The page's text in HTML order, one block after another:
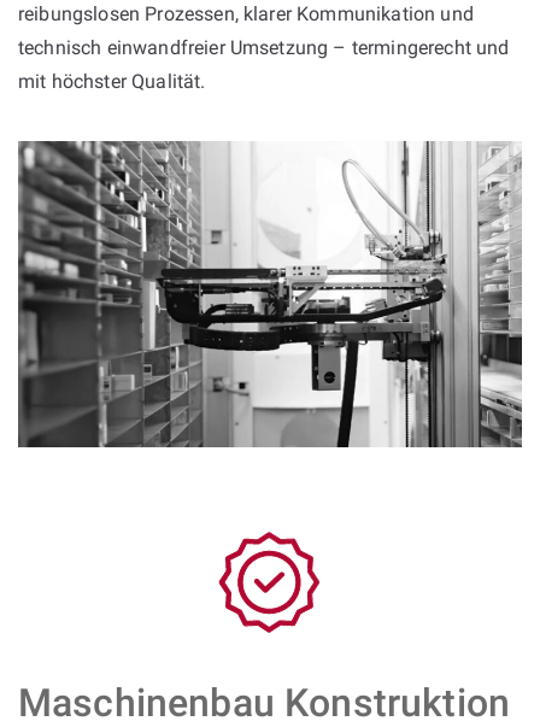
reibungslosen Prozessen, klarer Kommunikation und
technisch einwandfreier Umsetzung – termingerecht und
mit höchster Qualität.
Maschinenbau Konstruktion